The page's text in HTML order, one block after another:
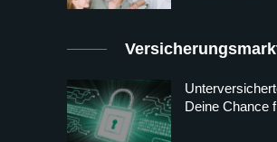
Deine Chance